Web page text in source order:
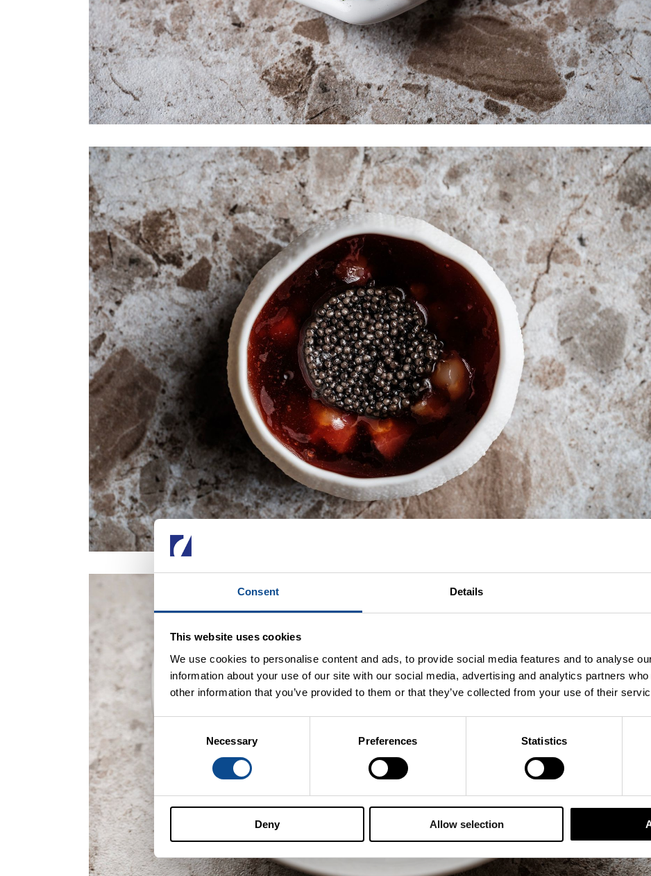
Consent Details
This website uses cookies
We use cookies to personalise content and ads, to provide social media features and to analyse
information about your use of our site with our social media, advertising and analytics partners
other information that you’ve provided to them or that they’ve collected from your use of their
Necessary Preferences Statistics
Deny Allow selection